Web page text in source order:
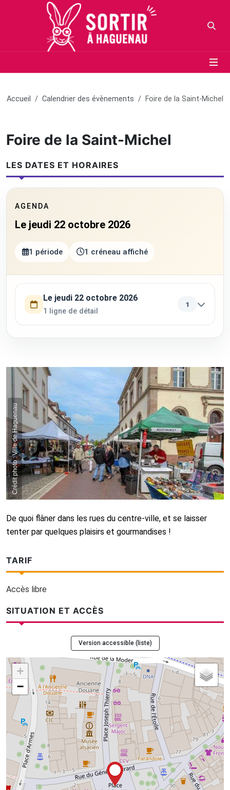
Aller au contenu principal
Aller au menu
Aller au moteur de recherche
Accueil Calendrier des évènements Foire de la Saint-Michel
Foire de la Saint-Michel
LES DATES ET HORAIRES
AGENDA
Le jeudi 22 octobre 2026
1 période 1 créneau affiché
Le jeudi 22 octobre 2026
1 ligne de détail
1
Crédit photo : Ville de Haguenau
De quoi flâner dans les rues du centre-ville, et se laisser
tenter par quelques plaisirs et gourmandises !
TARIF
Accès libre
SITUATION ET ACCÈS
Version accessible (liste)
+
−
Panneau de gestion des cookies